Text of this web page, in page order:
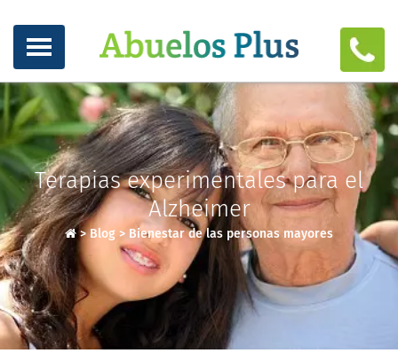
Terapias experimentales para el
Alzheimer
>Blog >Bienestar de las personas mayores